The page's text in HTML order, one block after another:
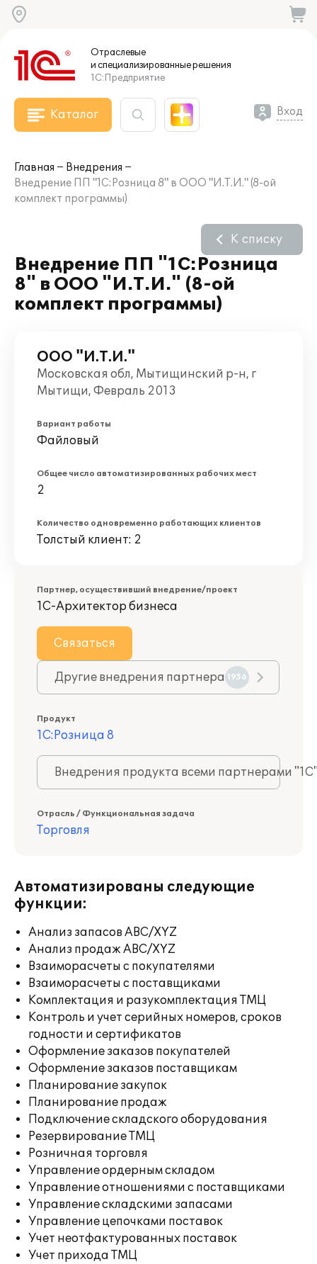
Отраслевые
и специализированныерешения
1С:Предприятие
Каталог Вход
Главная
Внедрения
Внедрение ПП "1С:Розница 8" в ООО "И.Т.И." (8-ой
комплект программы)
Внедрение ПП "1С:Розница
8" в ООО "И.Т.И." (8-ой
комплект программы)
К списку
ООО "И.Т.И."
Московская обл, Мытищинский р-н, г
Мытищи, Февраль 2013
Вариант работы
Файловый
Общее число автоматизированных рабочих мест
2
Количество одновременно работающих клиентов
Толстый клиент: 2
Партнер, осуществивший внедрение/проект
1С-Архитектор бизнеса
Связаться
Другие внедрения партнера 1956
Продукт
1С:Розница 8
Внедрения продукта всеми партнерами
Отрасль / Функциональная задача
Торговля
Автоматизированы следующие
функции:
Анализ запасов ABC/XYZ
Анализ продаж ABC/XYZ
Взаиморасчеты с покупателями
Взаиморасчеты с поставщиками
Комплектация и разукомплектация ТМЦ
Контроль и учет серийных номеров, сроков
годности и сертификатов
Оформление заказов покупателей
Оформление заказов поставщикам
Планирование закупок
Планирование продаж
Подключение складского оборудования
Резервирование ТМЦ
Розничная торговля
Управление ордерным складом
Управление отношениями с поставщиками
Управление складскими запасами
Управление цепочками поставок
Учет неотфактурованных поставок
Учет прихода ТМЦ